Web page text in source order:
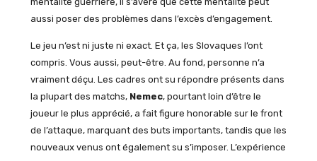
aussi poser des problèmes dans l’excès d’engagement.
Le jeu n’est ni juste ni exact. Et ça, les Slovaques l’ont
compris. Vous aussi, peut-être. Au fond, personne n’a
vraiment déçu. Les cadres ont su répondre présents dans
la plupart des matchs, Nemec, pourtant loin d’être le
joueur le plus apprécié, a fait figure honorable sur le front
de l’attaque, marquant des buts importants, tandis que les
nouveaux venus ont également su s’imposer. L’expérience